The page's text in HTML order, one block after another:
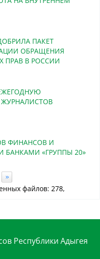
ПАКЕТ
ОБРАЩЕНИЯ
ПРАВ В РОССИИ
ФИНАНСОВ И
«ГРУППЫ 20»
файлов: 278,
Республики Адыгея